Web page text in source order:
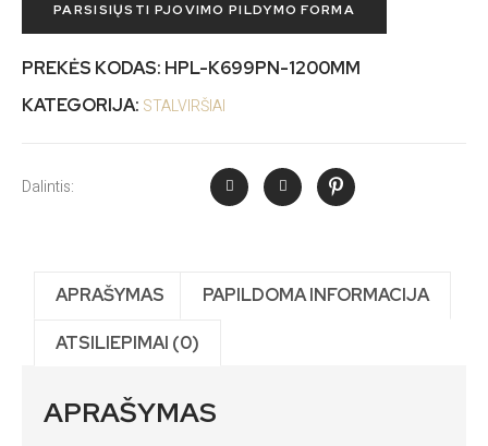
PARSISIŲSTI PJOVIMO PILDYMO FORMA
PREKĖS KODAS: HPL-K699PN-1200MM
KATEGORIJA: STALVIRŠIAI
Dalintis:
APRAŠYMAS PAPILDOMA INFORMACIJA
ATSILIEPIMAI (0)
APRAŠYMAS